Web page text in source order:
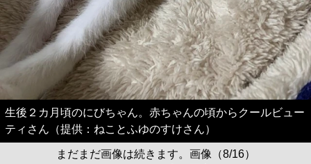
生後２カ月頃のにびちゃん。赤ちゃんの頃からクールビュー
ティさん（提供：ねことふゆのすけさん）
まだまだ画像は続きます。画像（8/16）